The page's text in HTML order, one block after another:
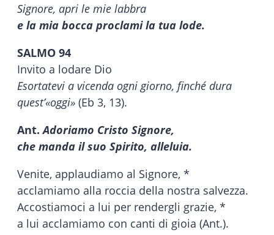
Signore, apri le mie labbra
e la mia bocca proclami la tua lode.
SALMO 94
Invito a lodare Dio
Esortatevi a vicenda ogni giorno, finché dura
quest’«oggi» (Eb 3, 13).
Ant.Adoriamo Cristo Signore,
che manda il suo Spirito, alleluia.
Venite, applaudiamo al Signore, *
acclamiamo alla roccia della nostra salvezza.
Accostiamoci a lui per rendergli grazie, *
a lui acclamiamo con canti di gioia (Ant.).